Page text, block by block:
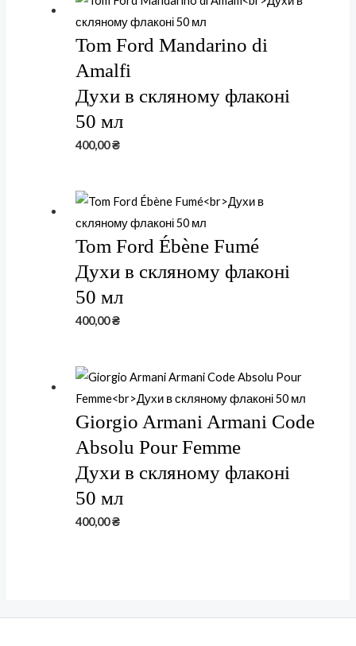
Tom Ford Mandarino di
Amalfi
Духи в скляному флаконі
50 мл
400,00₴
Tom Ford Ébène Fumé
Духи в скляному флаконі
50 мл
400,00₴
Giorgio Armani Armani Code
Absolu Pour Femme
Духи в скляному флаконі
50 мл
400,00₴